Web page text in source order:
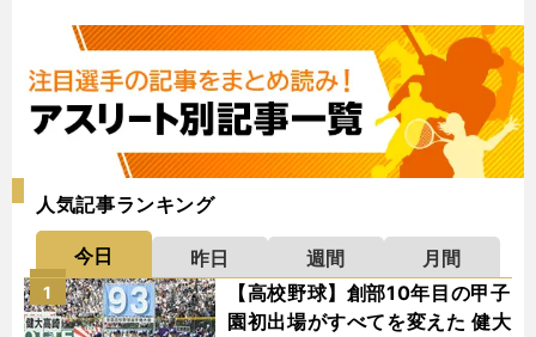
人気記事ランキング
今日 昨日 週間
月間
【高校野球】創部10年目の甲子
園初出場がすべてを変えた 健大
1